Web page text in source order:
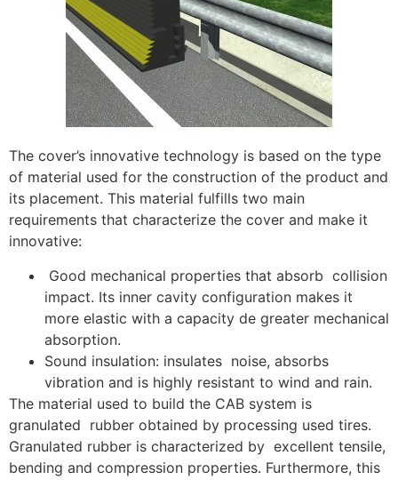
The cover’s innovative technology is based on the type
of material used for the construction of the product and
its placement. This material fulfills two main
requirements that characterize the cover and make it
innovative:
Good mechanical properties that absorb collision
impact. Its inner cavity configuration makes it
more elastic with a capacity de greater mechanical
absorption.
Sound insulation: insulates noise, absorbs
vibration and is highly resistant to wind and rain.
The material used to build the CAB system is
granulated rubber obtained by processing used tires.
Granulated rubber is characterized by excellent tensile,
bending and compression properties. Furthermore, this